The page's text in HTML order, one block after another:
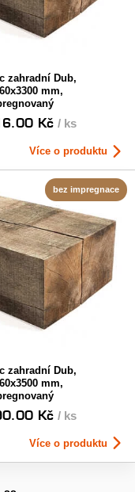
zahradní Dub,
mm,
Kč/ ks
Více o produktu
bez impregnace
zahradní Dub,
mm,
Kč/ ks
Více o produktu